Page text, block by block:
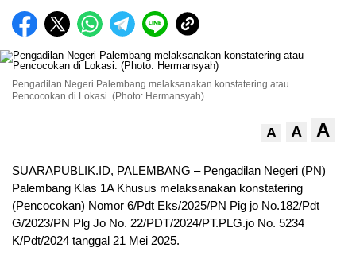
Pengadilan Negeri Palembang melaksanakan konstatering atau
Pencocokan di Lokasi. (Photo: Hermansyah)
A A A
SUARAPUBLIK.ID, PALEMBANG – Pengadilan Negeri (PN)
Palembang Klas 1A Khusus melaksanakan konstatering
(Pencocokan) Nomor 6/Pdt Eks/2025/PN Pig jo No.182/Pdt
G/2023/PN Plg Jo No. 22/PDT/2024/PT.PLG.jo No. 5234
K/Pdt/2024 tanggal 21 Mei 2025.